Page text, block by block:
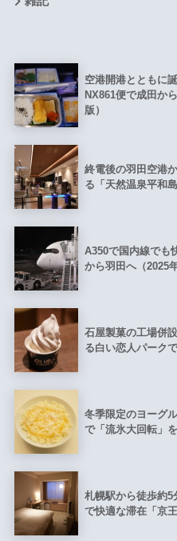
空港開港とともに
NX861便で成田か
版）
終電後の羽田空港
る「天然温泉平和
A350で国内線でも
から羽田へ（2025
石屋製菓の工場併
る白い恋人パーク
冬季限定のヨーグ
で「流氷大回転」
札幌駅から徒歩約5
で快適な滞在「京